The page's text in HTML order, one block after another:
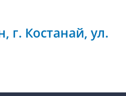
г. Костанай, ул.